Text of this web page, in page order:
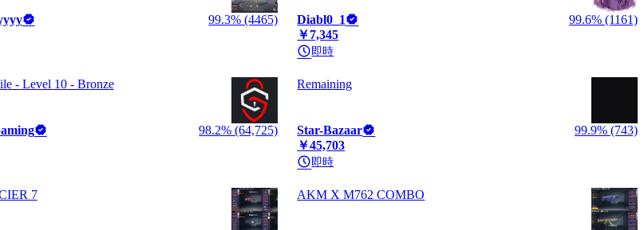
99.3% (4465)
Diabl0_1
99.6% (1161)
￥7,345
即時
- Level 10 - Bronze
98.2% (64,725)
Remaining
Star-Bazaar
99.9% (743)
￥45,703
即時
7 AKM X M762 COMBO